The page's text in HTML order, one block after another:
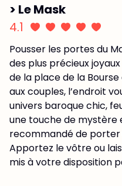
> Le Mask
4.1
Pousser les portes du
des plus précieux
de la place de la
aux couples, l’endroit
univers baroque chic,
une touche de mystère
recommandé de porter
Apportez le vôtre ou
mis à votre disposition